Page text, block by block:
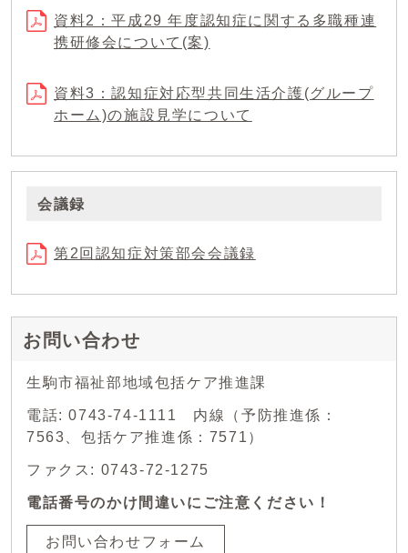
資料2：平成29 年度認知症に関する多職種連
携研修会について(案)
資料3：認知症対応型共同生活介護(グループ
ホーム)の施設見学について
会議録
第2回認知症対策部会会議録
お問い合わせ
生駒市福祉部地域包括ケア推進課
電話: 0743-74-1111 内線（予防推進係：
7563、包括ケア推進係：7571）
ファクス: 0743-72-1275
電話番号のかけ間違いにご注意ください！
お問い合わせフォーム